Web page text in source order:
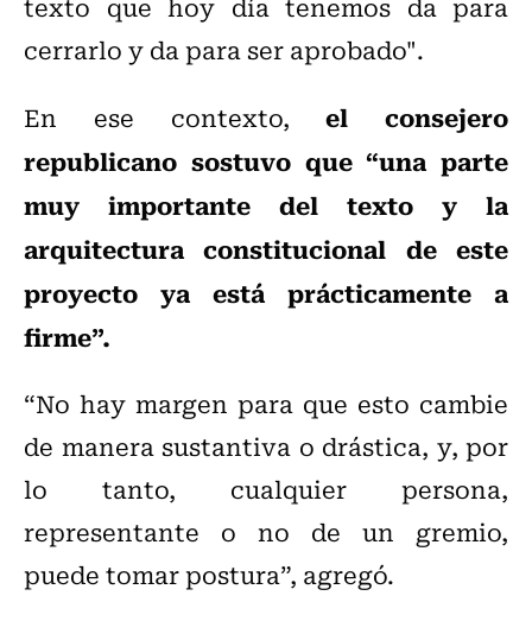
cerrarlo y da para ser aprobado".
En ese contexto,el consejero
republicano sostuvo que “una parte
muy importante del texto y la
arquitectura constitucional de este
proyecto ya está prácticamente a
firme”.
“No hay margen para que esto cambie
de manera sustantiva o drástica, y, por
lo tanto, cualquier persona,
representante o no de un gremio,
puede tomar postura”, agregó.